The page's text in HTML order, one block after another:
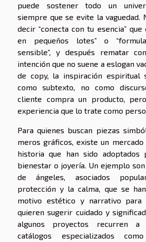
puede sostener todo un
siempre que se evite la vaguedad.
decir “conecta con tu esencia” que
en pequeños lotes” o
sensible”, y después rematar
intención que no suene a eslogan
de copy, la inspiración espiritual
como subtexto, no como
cliente compra un producto,
experiencia que lo trate como
Para quienes buscan piezas
meros gráficos, existe un
historia que han sido adoptados
bienestar o joyería. Un ejemplo
de ángeles, asociados
protección y la calma, que se
motivo estético y narrativo para
quieren sugerir cuidado y
algunos proyectos recurren a
catálogos especializados